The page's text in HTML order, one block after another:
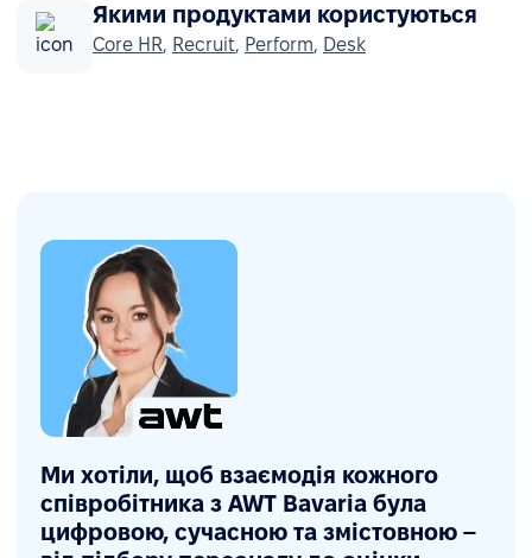
Якими продуктами користуються
Core HR, Recruit, Perform, Desk
Ми хотіли, щоб взаємодія кожного
співробітника з AWT Bavaria була
цифровою, сучасною та змістовною –